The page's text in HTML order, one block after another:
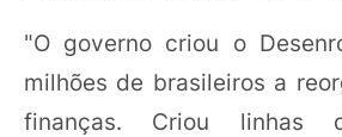
"O governo criou o
milhões de brasileiros a
finanças. Criou linhas